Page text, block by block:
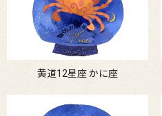
黄道12星座 かに座